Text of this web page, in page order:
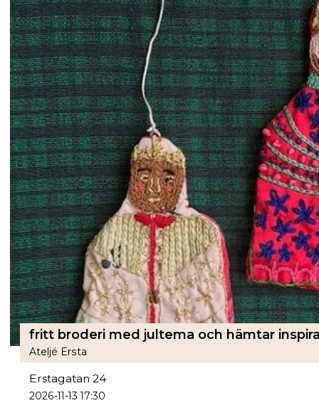
Ateljé Ersta
Erstagatan 24
2026-11-13 17:30